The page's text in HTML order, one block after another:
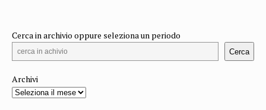
Cerca in archivio oppure seleziona un periodo
Cerca
Archivi